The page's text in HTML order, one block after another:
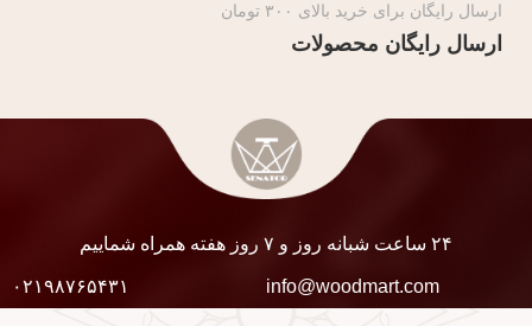
ارسال رایگان برای خرید بالای ۳۰۰ تومان
ارسال رایگان محصولات
۲۴ ساعت شبانه روز و ۷ روز هفته همراه شماییم
info@woodmart.com ۰۲۱۹۸۷۶۵۴۳۱